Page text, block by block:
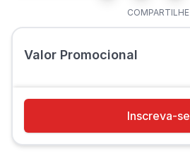
COMPARTILHE
Valor Promocional
Inscreva-se